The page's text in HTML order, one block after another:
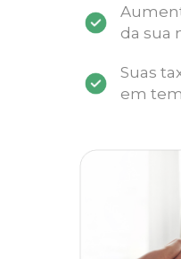
da sua
Suas
em